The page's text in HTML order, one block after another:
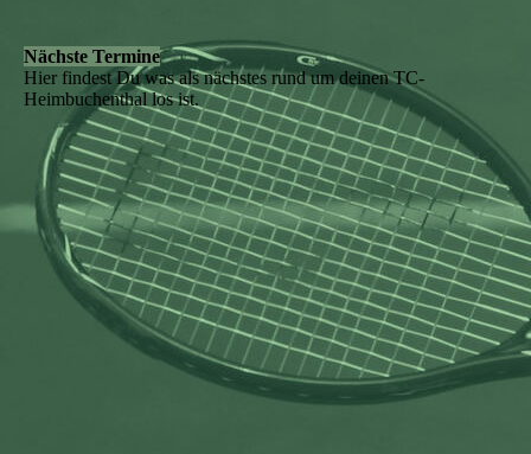
Nächste Termine
Hier findest Du was als nächstes rund um deinen TC-
Heimbuchenthal los ist.